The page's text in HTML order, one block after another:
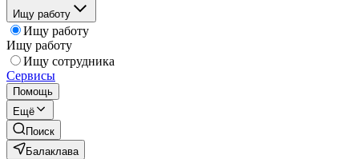
Ищу работу
Ищу работу
Ищу работу
Ищу сотрудника
Сервисы
Помощь
Ещё
Поиск
Балаклава